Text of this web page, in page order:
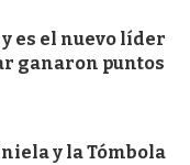
es el nuevo líder
ganaron puntos
y la Tómbola